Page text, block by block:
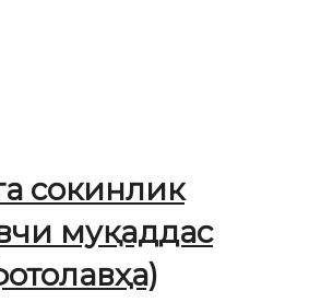
сокинлик
муқаддас